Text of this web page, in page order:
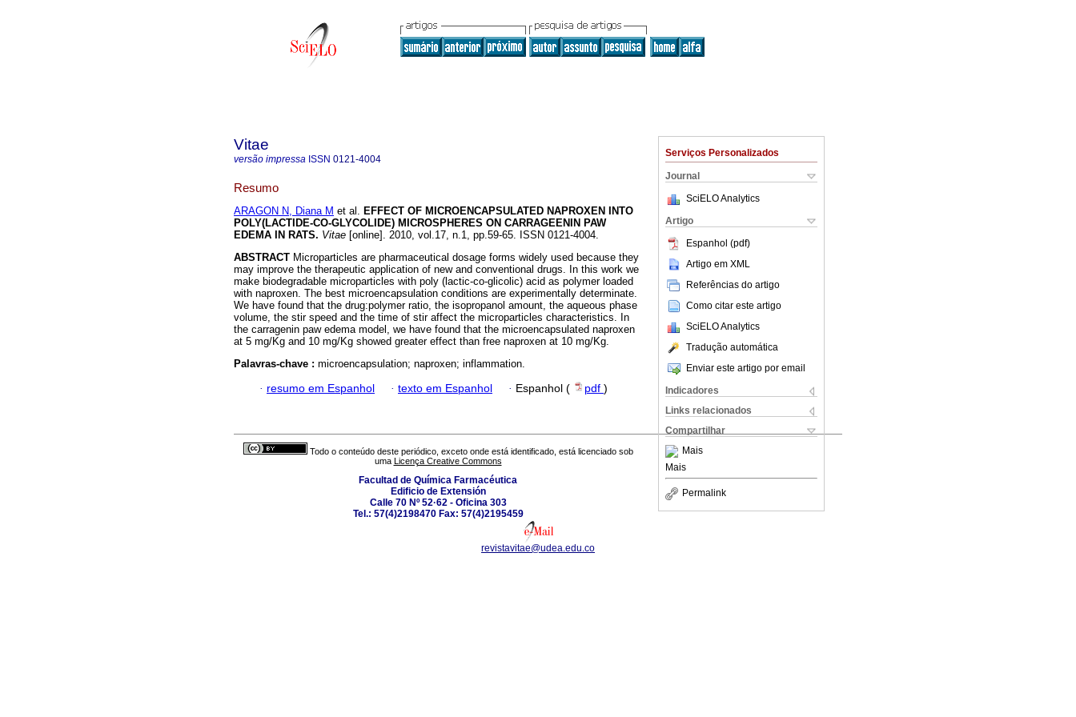
Serviços Personalizados
Journal
SciELO Analytics
Artigo
Espanhol (pdf)
Artigo em XML
Referências do artigo
Como citar este artigo
SciELO Analytics
Tradução automática
Enviar este artigo por email
Indicadores
Links relacionados
Compartilhar
Mais
Mais
Permalink
Vitae
versão impressa ISSN 0121-4004
Resumo
ARAGON N, Diana M et al. EFFECT OF MICROENCAPSULATED NAPROXEN INTO
POLY(LACTIDE-CO-GLYCOLIDE) MICROSPHERES ON CARRAGEENIN PAW
EDEMA IN RATS. Vitae [online]. 2010, vol.17, n.1, pp.59-65. ISSN 0121-4004.
ABSTRACT Microparticles are pharmaceutical dosage forms widely used because they
may improve the therapeutic application of new and conventional drugs. In this work we
make biodegradable microparticles with poly (lactic-co-glicolic) acid as polymer loaded
with naproxen. The best microencapsulation conditions are experimentally determinate.
We have found that the drug:polymer ratio, the isopropanol amount, the aqueous phase
volume, the stir speed and the time of stir affect the microparticles characteristics. In
the carragenin paw edema model, we have found that the microencapsulated naproxen
at 5 mg/Kg and 10 mg/Kg showed greater effect than free naproxen at 10 mg/Kg.
Palavras-chave : microencapsulation; naproxen; inflammation.
· resumo em Espanhol · texto em Espanhol · Espanhol ( pdf )
Todo o conteúdo deste periódico, exceto onde está identificado, está licenciado sob
uma Licença Creative Commons
Facultad de Química Farmacéutica
Edificio de Extensión
Calle 70 Nº 52·62 - Oficina 303
Tel.: 57(4)2198470 Fax: 57(4)2195459
revistavitae@udea.edu.co